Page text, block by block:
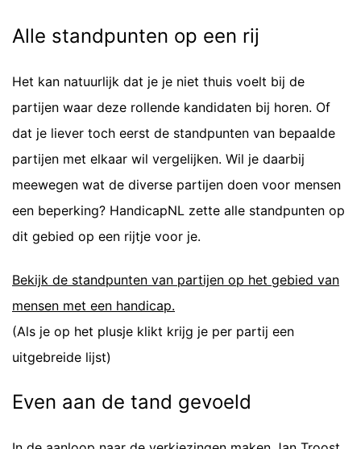
Alle standpunten op een rij
Het kan natuurlijk dat je je niet thuis voelt bij de
partijen waar deze rollende kandidaten bij horen. Of
dat je liever toch eerst de standpunten van bepaalde
partijen met elkaar wil vergelijken. Wil je daarbij
meewegen wat de diverse partijen doen voor mensen
een beperking? HandicapNL zette alle standpunten op
dit gebied op een rijtje voor je.
Bekijk de standpunten van partijen op het gebied van
mensen met een handicap.
(Als je op het plusje klikt krijg je per partij een
uitgebreide lijst)
Even aan de tand gevoeld